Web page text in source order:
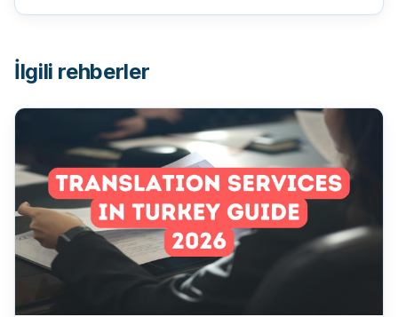
İlgili rehberler